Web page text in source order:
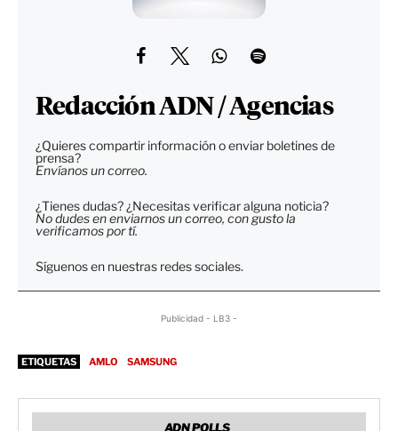
Redacción ADN / Agencias
¿Quieres compartir información o enviar boletines de
prensa?
Envíanos un correo.
¿Tienes dudas? ¿Necesitas verificar alguna noticia?
No dudes en enviarnos un correo, con gusto la
verificamos por tí.
Síguenos en nuestras redes sociales.
Publicidad - LB3 -
ETIQUETAS AMLO SAMSUNG
ADN POLLS